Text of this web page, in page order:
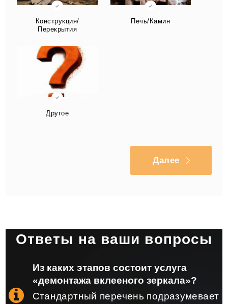
Конструкция/
Перекрытия
Печь/Камин
Другое
Далее
Ответы на ваши вопросы
Из каких этапов состоит услуга
«демонтажа вклееного зеркала»?
Стандартный перечень подразумевает